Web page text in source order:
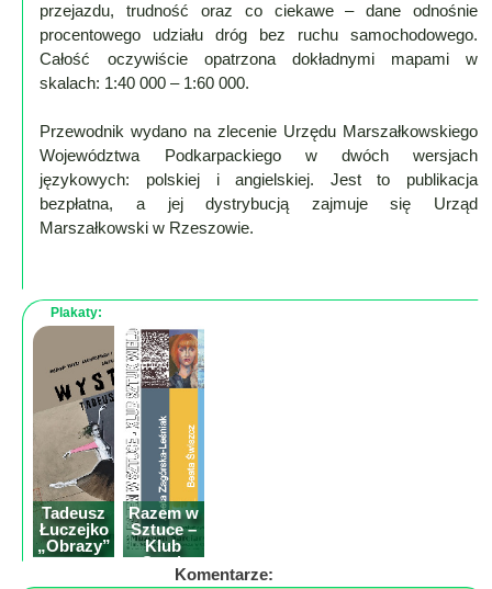
Beskid
Niski
Kalendarz
imprez
wydarzeń...
zdjęciami
Mapa
filmami
Mapa
drona
Trasy
przejazdu, trudność oraz co ciekawe – dane odnośnie
procentowego udziału dróg bez ruchu samochodowego.
Całość oczywiście opatrzona dokładnymi mapami w
skalach: 1:40 000 – 1:60 000.
Przewodnik wydano na zlecenie Urzędu Marszałkowskiego
Województwa Podkarpackiego w dwóch wersjach
językowych: polskiej i angielskiej. Jest to publikacja
bezpłatna, a jej dystrybucją zajmuje się Urząd
Marszałkowski w Rzeszowie.
Plakaty:
Tadeusz
Łuczejko
„Obrazy”
wystawa
Razem w
Sztuce –
Klub
Sztuk
Wielu zKomentarze: